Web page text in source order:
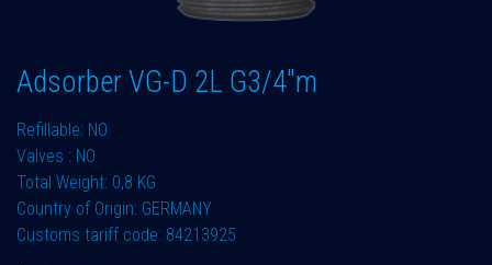
Adsorber VG-D 2L G3/4"m
Refillable: NO
Valves : NO
Total Weight: 0,8 KG
Country of Origin: GERMANY
Customs tariff code: 84213925